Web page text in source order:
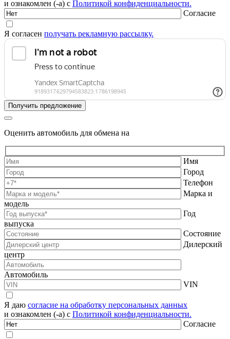
и ознакомлен (-а) с Политикой конфиденциальности.
Согласие
Я согласен получать рекламную рассылку.
Оценить автомобиль для обмена на
Имя
Город
Телефон
Марка и
модель
Год
выпуска
Состояние
Дилерский
центр
Автомобиль
VIN
Я даю согласие на обработку персональных данных
и ознакомлен (-а) с Политикой конфиденциальности.
Согласие